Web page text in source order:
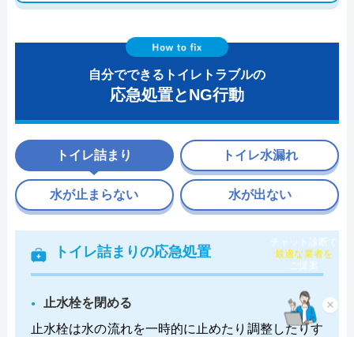
自分でできるトイレトラブルの
応急処置とNG行動
トイレ詰まり
トイレ詰まりの応急処置
止水栓を閉める
止水栓は水の流れを一時的に止めたり調整したりす
トイレ水漏れ
水が止まらない 水が出ない
×
チャット診断で
最適な業者を
ご提案